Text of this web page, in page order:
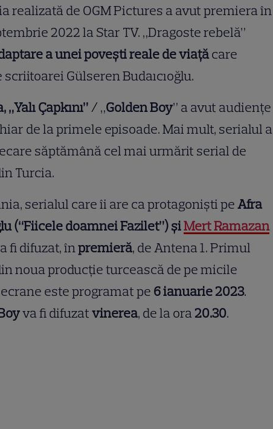
realizată de OGM Pictures a avut premiera în
2022 la Star TV. „Dragoste rebelă”
a unei povești reale de viațăcare
Gülseren Budaıcıoğlu.
„Yalı Çapkını” /„Golden Boy” a avut audiențe
de la primele episoade. Mai mult, serialul a
săptămână cel mai urmărit serial de
Turcia.
serialul care îi are ca protagoniști peAfra
(“Fiicele doamnei Fazilet”) șiMert Ramazan
fi difuzat, înpremieră, de Antena 1. Primul
noua producție turcească de pe micile
este programat pe 6 ianuarie 2023.
va fi difuzatvinerea, de la ora20.30.